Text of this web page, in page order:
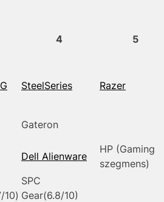
4 5
SteelSeries Razer
Gateron
Dell Alienware
HP (Gaming
szegmens)
10)
SPC
Gear(6.8/10)